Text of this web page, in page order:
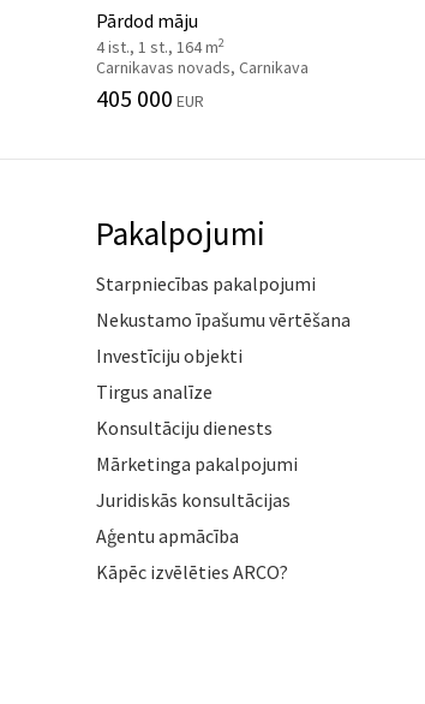
Pārdod māju
4 ist., 1 st., 164 m2
Carnikavas novads, Carnikava
405 000 EUR
Pakalpojumi
Starpniecības pakalpojumi
Nekustamo īpašumu vērtēšana
Investīciju objekti
Tirgus analīze
Konsultāciju dienests
Mārketinga pakalpojumi
Juridiskās konsultācijas
Aģentu apmācība
Kāpēc izvēlēties ARCO?